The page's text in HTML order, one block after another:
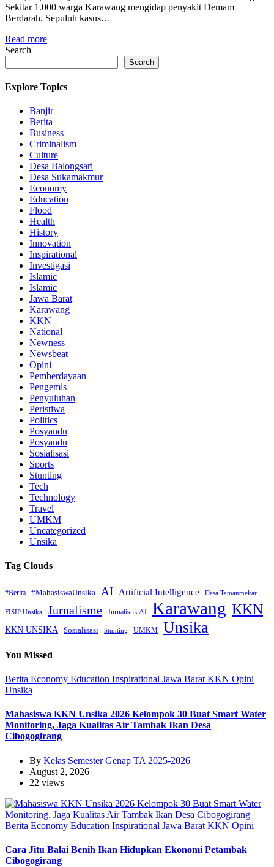
Sekitar 1.000 warga Karawang mengidap penyakit Demam
Berdarah. Sepuluh kasus…
Read more
Search
Search
Explore Topics
Banjir
Berita
Business
Criminalism
Culture
Desa Balongsari
Desa Sukamakmur
Economy
Education
Flood
Health
History
Innovation
Inspirational
Investigasi
Islamic
Islamic
Jawa Barat
Karawang
KKN
National
Newness
Newsbeat
Opini
Pemberdayaan
Pengemis
Penyuluhan
Peristiwa
Politics
Posyandu
Posyandu
Sosialisasi
Sports
Stunting
Tech
Technology
Travel
UMKM
Uncategorized
Unsika
Tag Clouds
#Berita #MahasiswaUnsika AI Artificial Intelligence Desa Tamanmekar
FISIP Unsika Jurnalisme Jurnalistik AI Karawang KKN
KKN UNSIKA Sosialisasi Stunting UMKM Unsika
You Missed
Berita Economy Education Inspirational Jawa Barat KKN Opini
Unsika
Mahasiswa KKN Unsika 2026 Kelompok 30 Buat Smart Water
Monitoring, Jaga Kualitas Air Tambak Ikan Desa
Cibogogirang
By Kelas Semester Genap TA 2025-2026
August 2, 2026
22 views
Berita Economy Education Inspirational Jawa Barat KKN Opini
Cara Jitu Balai Benih Ikan Hidupkan Ekonomi Petambak
Cibogogirang